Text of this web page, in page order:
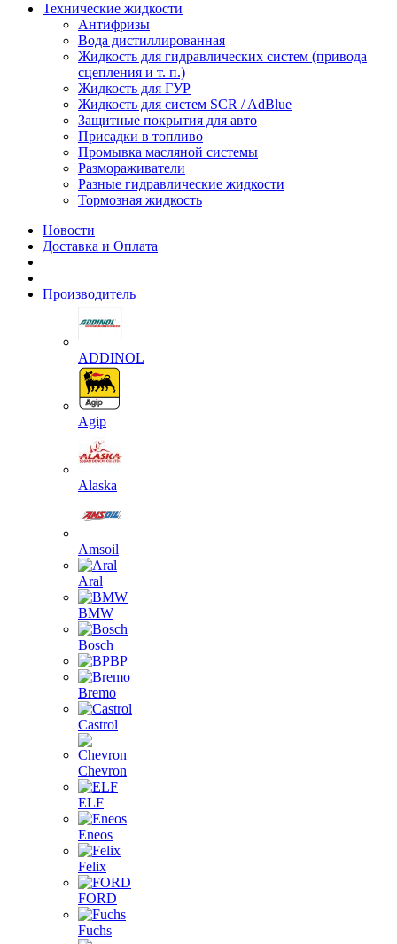
Технические жидкости
Антифризы
Вода дистиллированная
Жидкость для гидравлических систем (привода
сцепления и т. п.)
Жидкость для ГУР
Жидкость для систем SCR / AdBlue
Защитные покрытия для авто
Присадки в топливо
Промывка масляной системы
Размораживатели
Разные гидравлические жидкости
Тормозная жидкость
Новости
Доставка и Оплата
Производитель
ADDINOL
Agip
Alaska
Amsoil
Aral
BMW
Bosch
BP
Bremo
Castrol
Chevron
ELF
Eneos
Felix
FORD
Fuchs